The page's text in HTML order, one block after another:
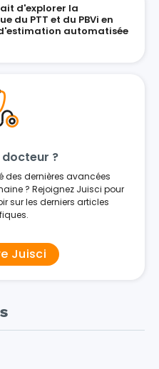
d'explorer la
du PTT et du PBVi en
automatisée
?
des dernières avancées
? Rejoignez Juisci pour
sur les derniers articles
Juisci